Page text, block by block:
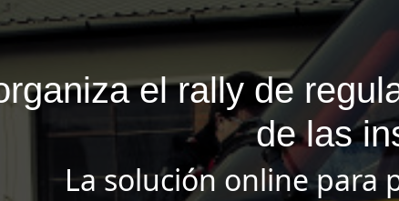
el rally de
de las
La solución online para